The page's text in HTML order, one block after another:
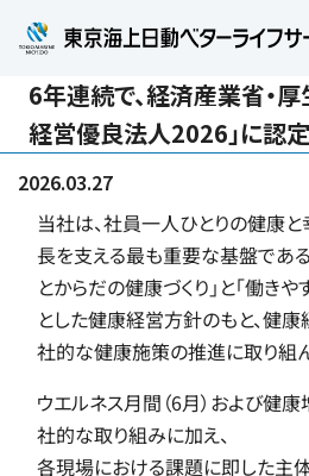
6年連続で、経済産業省・
経営優良法人2026」に認定
2026.03.27
当社は、社員一人ひとりの健康
長を支える最も重要な基盤である
とからだの健康づくり」と「働き
とした健康経営方針のもと、健
社的な健康施策の推進に取り組
ウエルネス月間（6月）および健
社的な取り組みに加え、
各現場における課題に即した主